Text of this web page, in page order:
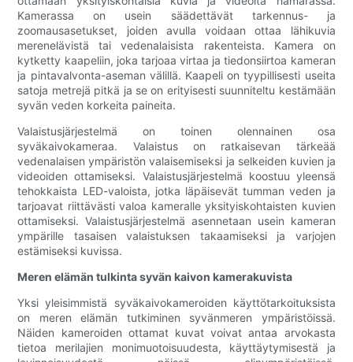
Kamerassa on usein säädettävät tarkennus- ja
zoomausasetukset, joiden avulla voidaan ottaa lähikuvia
merenelävistä tai vedenalaisista rakenteista. Kamera on
kytketty kaapeliin, joka tarjoaa virtaa ja tiedonsiirtoa kameran
ja pintavalvonta-aseman välillä. Kaapeli on tyypillisesti useita
satoja metrejä pitkä ja se on erityisesti suunniteltu kestämään
syvän veden korkeita paineita.
Valaistusjärjestelmä on toinen olennainen osa
syväkaivokameraa. Valaistus on ratkaisevan tärkeää
vedenalaisen ympäristön valaisemiseksi ja selkeiden kuvien ja
videoiden ottamiseksi. Valaistusjärjestelmä koostuu yleensä
tehokkaista LED-valoista, jotka läpäisevät tumman veden ja
tarjoavat riittävästi valoa kameralle yksityiskohtaisten kuvien
ottamiseksi. Valaistusjärjestelmä asennetaan usein kameran
ympärille tasaisen valaistuksen takaamiseksi ja varjojen
estämiseksi kuvissa.
Meren elämän tulkinta syvän kaivon kamerakuvista
Yksi yleisimmistä syväkaivokameroiden käyttötarkoituksista
on meren elämän tutkiminen syvänmeren ympäristöissä.
Näiden kameroiden ottamat kuvat voivat antaa arvokasta
tietoa merilajien monimuotoisuudesta, käyttäytymisestä ja